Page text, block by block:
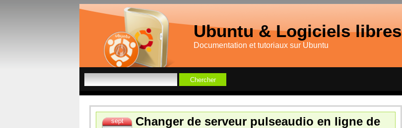
Ubuntu & Logiciels libres
Documentation et tutoriaux sur Ubuntu
sept
Changer de serveur pulseaudio en ligne de